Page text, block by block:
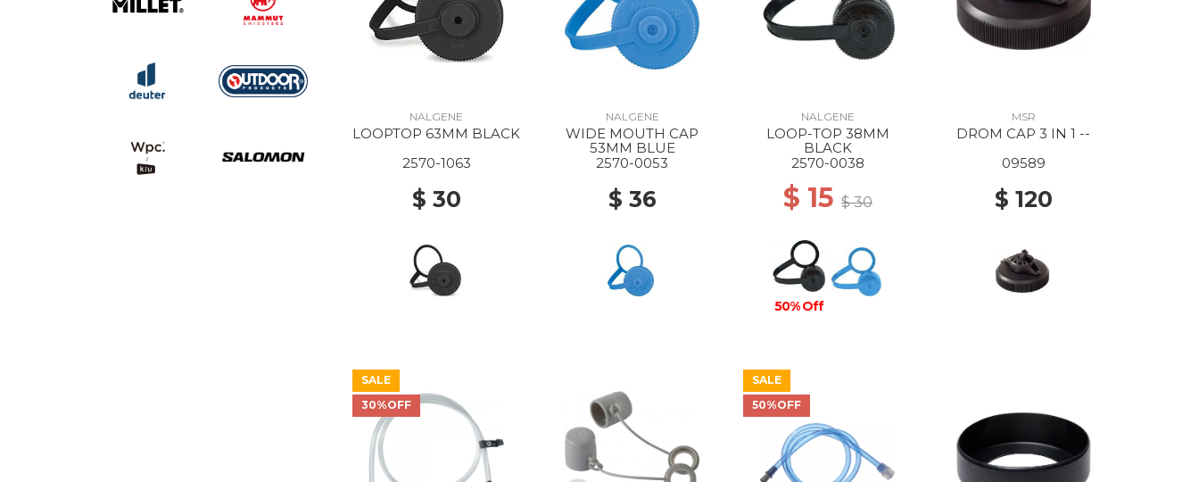
NALGENE
LOOPTOP 63MM BLACK
2570-1063
$ 30
NALGENE
WIDE MOUTH CAP
53MM BLUE
2570-0053
$ 36
NALGENE
LOOP-TOP 38MM
BLACK
2570-0038
$ 15 $ 30
50% Off
MSR
DROM CAP 3 IN 1 --
09589
$ 120
SALE
30%OFF
SALE
50%OFF